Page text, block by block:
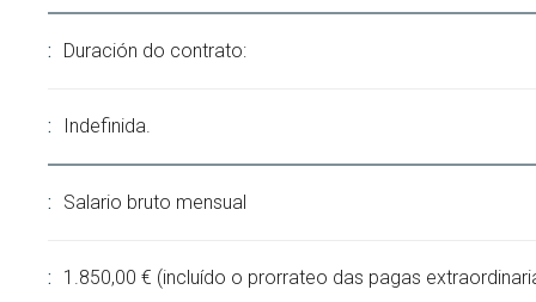
Duración do contrato:
Indefinida.
Salario bruto mensual
1.850,00 € (incluído o prorrateo das pagas